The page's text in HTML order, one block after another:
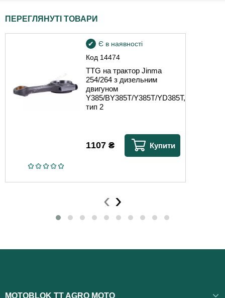
ПЕРЕГЛЯНУТІ ТОВАРИ
Код 14474
Є в наявності
TTG на трактор Jinma
254/264 з дизельним
двигуном
Y385/BY385T/Y385T/YD385T,
тип 2
1107 ₴ Купити
‹ ›
MOTOBLOK TT AGRO MOTO